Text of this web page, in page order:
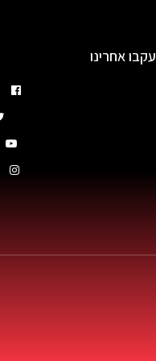
עקבו אחרינו